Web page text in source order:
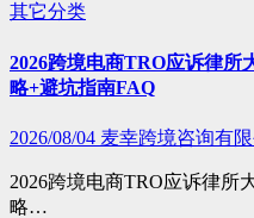
其它分类
2026跨境电商TRO应诉律所
略+避坑指南FAQ
2026/08/04 麦幸跨境咨询有
2026跨境电商TRO应诉律所
略…